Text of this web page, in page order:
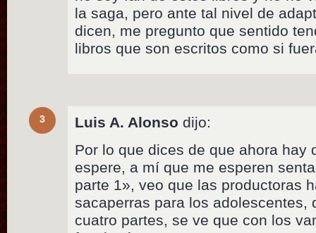
la saga, pero ante tal nivel de
dicen, me pregunto que sentido
libros que son escritos como si
3 Luis A. Alonso dijo:
Por lo que dices de que ahora hay
espere, a mí que me esperen
parte 1», veo que las productoras
sacaperras para los adolescentes,
cuatro partes, se ve que con los